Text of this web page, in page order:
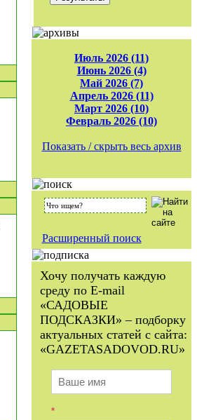
Июль 2026 (11)
Июнь 2026 (4)
Май 2026 (7)
Апрель 2026 (11)
Март 2026 (10)
Февраль 2026 (10)
Показать / скрыть весь архив
Расширенный поиск
Хочу получать каждую
среду по E-mail
«САДОВЫЕ
ПОДСКАЗКИ» – подборку
актуальных статей с сайта:
«GAZETASADOVOD.RU»
*